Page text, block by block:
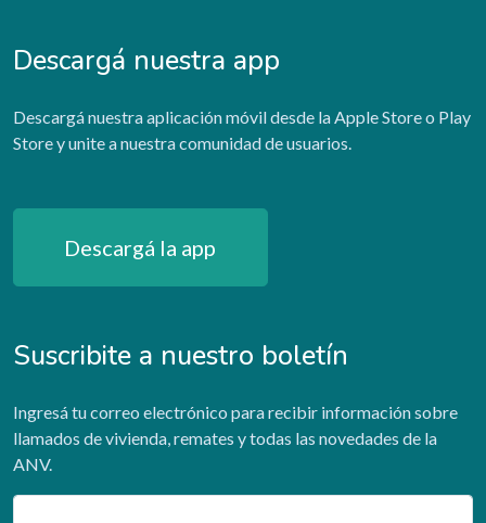
Descargá nuestra app
Descargá nuestra aplicación móvil desde la Apple Store o Play
Store y unite a nuestra comunidad de usuarios.
Descargá la app
Suscribite a nuestro boletín
Ingresá tu correo electrónico para recibir información sobre
llamados de vivienda, remates y todas las novedades de la
ANV.
Email